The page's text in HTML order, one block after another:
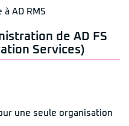
AD RMS
de AD FS
Services)
une seule organisation